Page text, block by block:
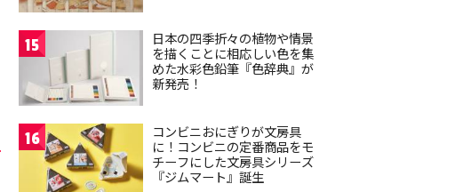
15
日本の四季折々の植物や情景
を描くことに相応しい色を集
めた水彩色鉛筆『色辞典』が
新発売！
16
コンビニおにぎりが文房具
に！コンビニの定番商品をモ
チーフにした文房具シリーズ
『ジムマート』誕生